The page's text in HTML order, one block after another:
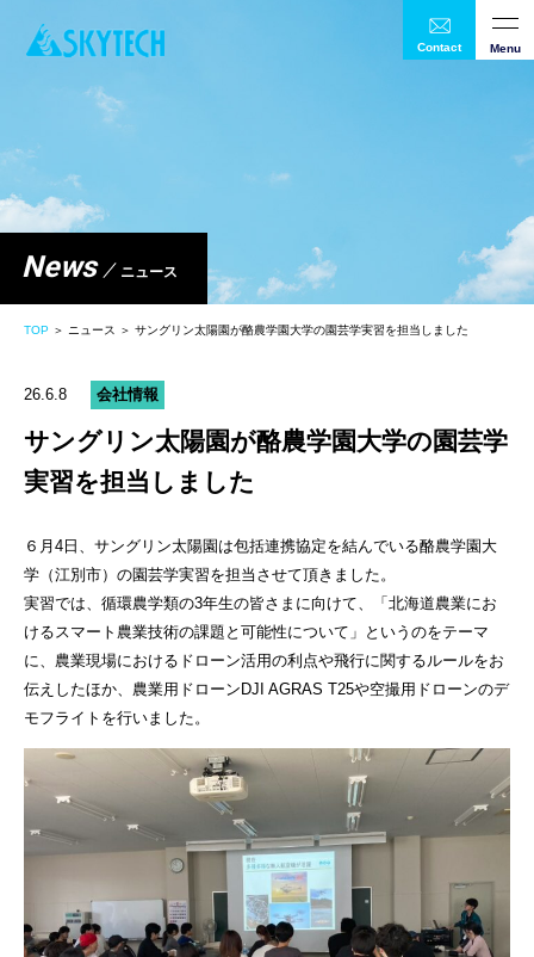
Contact Menu
News ニュース
TOP ＞ ニュース ＞ サングリン太陽園が酪農学園大学の園芸学実習を担当しました
26.6.8 会社情報
サングリン太陽園が酪農学園大学の園芸学
実習を担当しました
６月4日、サングリン太陽園は包括連携協定を結んでいる酪農学園大
学（江別市）の園芸学実習を担当させて頂きました。
実習では、循環農学類の3年生の皆さまに向けて、「北海道農業にお
けるスマート農業技術の課題と可能性について」というのをテーマ
に、農業現場におけるドローン活用の利点や飛行に関するルールをお
伝えしたほか、農業用ドローンDJI AGRAS T25や空撮用ドローンのデ
モフライトを行いました。